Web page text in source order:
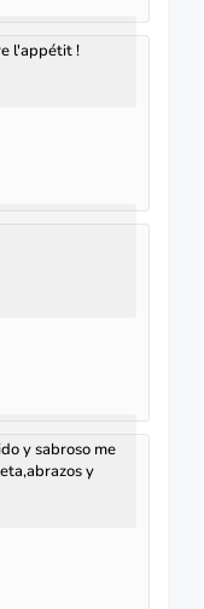
l'appétit !
y sabroso me
y